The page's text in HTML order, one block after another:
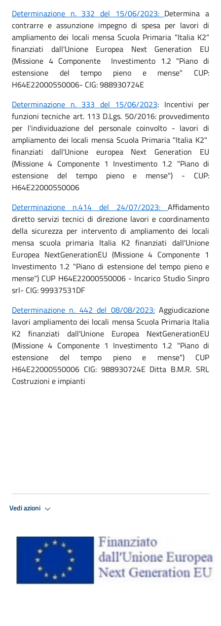
Determinazione n. 332 del 15/06/2023: Determina a
contrarre e assunzione impegno di spesa per lavori di
ampliamento dei locali mensa Scuola Primaria "Italia K2"
finanziati dall'Unione Europea Next Generation EU
(Missione 4 Componente Investimento 1.2 "Piano di
estensione del tempo pieno e mense" CUP:
H64E22000550006- CIG: 988930724E
Determinazione n. 333 del 15/06/2023: Incentivi per
funzioni tecniche art. 113 D.Lgs. 50/2016: provvedimento
per l'individuazione del personale coinvolto - lavori di
ampliamento dei locali mensa Scuola Primaria "Italia K2"
finanziati dall'Unione europea Next Generation EU
(Missione 4 Componente 1 Investimento 1.2 "Piano di
estensione del tempo pieno e mense") - CUP:
H64E22000550006
Determinazione n.414 del 24/07/2023: Affidamento
diretto servizi tecnici di direzione lavori e coordinamento
della sicurezza per intervento di ampliamento dei locali
mensa scuola primaria Italia K2 finanziati dall'Unione
Europea NextGenerationEU (Missione 4 Componente 1
Investimento 1.2 "Piano di estensione del tempo pieno e
mense") CUP H64E22000550006 - Incarico Studio Sinpro
srl- CIG: 99937531DF
Determinazione n. 442 del 08/08/2023:Aggiudicazione
lavori ampliamento dei locali mensa Scuola Primaria Italia
K2 finanziati dall'Unione Europea NextGenerationEU
(Missione 4 Componente 1 Investimento 1.2 "Piano di
estensione del tempo pieno e mense") CUP
H64E22000550006 CIG: 988930724E Ditta B.M.R. SRL
Costruzioni e impianti
Vedi azioni